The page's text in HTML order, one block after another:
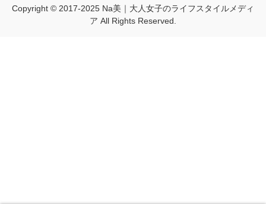
Copyright © 2017-2025 Na美｜大人女子のライフスタイルメディ
ア All Rights Reserved.